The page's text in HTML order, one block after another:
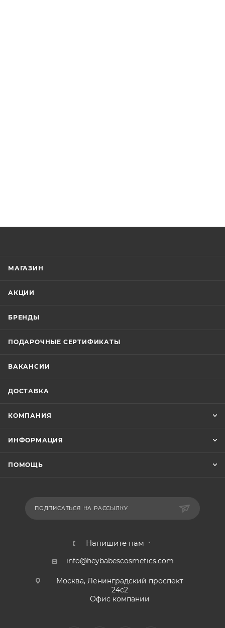
МАГАЗИН
АКЦИИ
БРЕНДЫ
ПОДАРОЧНЫЕ СЕРТИФИКАТЫ
ВАКАНСИИ
ДОСТАВКА
КОМПАНИЯ
ИНФОРМАЦИЯ
ПОМОЩЬ
ПОДПИСАТЬСЯ НА РАССЫЛКУ
Напишите нам
info@heybabescosmetics.com
Москва, Ленинградский проспект
24с2
Офис компании